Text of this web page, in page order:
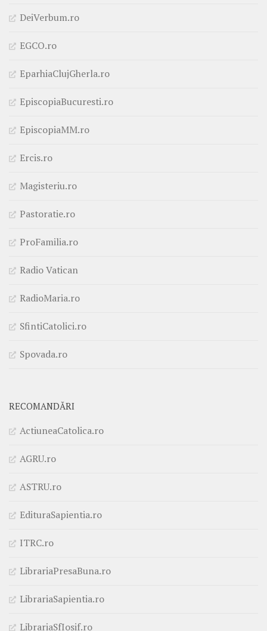
DeiVerbum.ro
EGCO.ro
EparhiaClujGherla.ro
EpiscopiaBucuresti.ro
EpiscopiaMM.ro
Ercis.ro
Magisteriu.ro
Pastoratie.ro
ProFamilia.ro
Radio Vatican
RadioMaria.ro
SfintiCatolici.ro
Spovada.ro
RECOMANDĂRI
ActiuneaCatolica.ro
AGRU.ro
ASTRU.ro
EdituraSapientia.ro
ITRC.ro
LibrariaPresaBuna.ro
LibrariaSapientia.ro
LibrariaSfIosif.ro